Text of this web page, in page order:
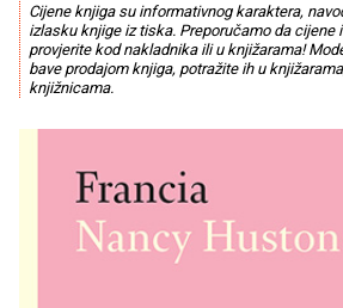
Cijene knjiga su informativnog karaktera,
izlasku knjige iz tiska. Preporučamo da cijene
provjerite kod nakladnika ili u knjižarama!
bave prodajom knjiga, potražite ih u
knjižnicama.